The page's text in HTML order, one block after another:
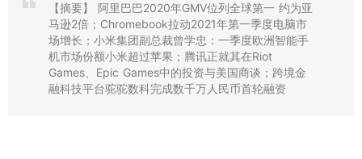
【摘要】
阿里巴巴2020年GMV位列全球第一 约为亚
马逊2倍；Chromebook拉动2021年第一季度电脑市
场增长；小米集团副总裁曾学忠：一季度欧洲智能手
机市场份额小米超过苹果；腾讯正就其在Riot
Games、Epic Games中的投资与美国商谈；跨境金
融科技平台驼驼数科完成数千万人民币首轮融资